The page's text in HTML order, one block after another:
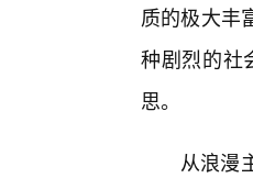
质的极大丰
种剧烈的社
思。
从浪漫